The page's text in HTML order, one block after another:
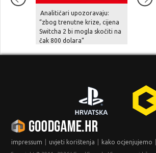
Analitičari upozoravaju:
“zbog trenutne krize, cijena
Switcha 2 bi mogla skočiti na
čak 800 dolara”
impressum uvjeti korištenja kako ocjenjujemo